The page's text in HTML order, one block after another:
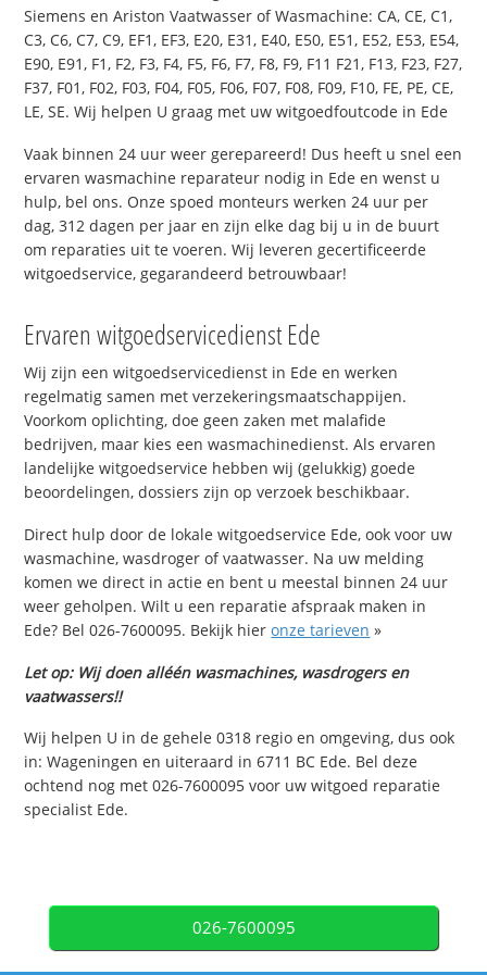
Siemens en Ariston Vaatwasser of Wasmachine: CA, CE, C1,
C3, C6, C7, C9, EF1, EF3, E20, E31, E40, E50, E51, E52, E53, E54,
E90, E91, F1, F2, F3, F4, F5, F6, F7, F8, F9, F11 F21, F13, F23, F27,
F37, F01, F02, F03, F04, F05, F06, F07, F08, F09, F10, FE, PE, CE,
LE, SE. Wij helpen U graag met uw witgoedfoutcode in Ede
Vaak binnen 24 uur weer gerepareerd! Dus heeft u snel een
ervaren wasmachine reparateur nodig in Ede en wenst u
hulp, bel ons. Onze spoed monteurs werken 24 uur per
dag, 312 dagen per jaar en zijn elke dag bij u in de buurt
om reparaties uit te voeren. Wij leveren gecertificeerde
witgoedservice, gegarandeerd betrouwbaar!
Ervaren witgoedservicedienst Ede
Wij zijn een witgoedservicedienst in Ede en werken
regelmatig samen met verzekeringsmaatschappijen.
Voorkom oplichting, doe geen zaken met malafide
bedrijven, maar kies een wasmachinedienst. Als ervaren
landelijke witgoedservice hebben wij (gelukkig) goede
beoordelingen, dossiers zijn op verzoek beschikbaar.
Direct hulp door de lokale witgoedservice Ede, ook voor uw
wasmachine, wasdroger of vaatwasser. Na uw melding
komen we direct in actie en bent u meestal binnen 24 uur
weer geholpen. Wilt u een reparatie afspraak maken in
Ede? Bel 026-7600095. Bekijk hieronze tarieven »
Let op: Wij doen alléén wasmachines, wasdrogers en
vaatwassers!!
Wij helpen U in de gehele 0318 regio en omgeving, dus ook
in: Wageningen en uiteraard in 6711 BC Ede. Bel deze
ochtend nog met 026-7600095 voor uw witgoed reparatie
specialist Ede.
026-7600095